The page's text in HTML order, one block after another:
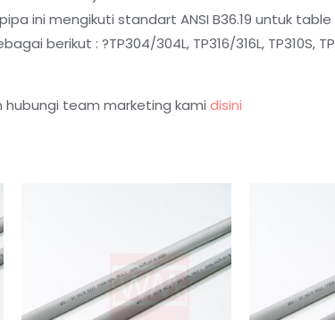
ini mengikuti standart ANSI B36.19 untuk
berikut : ?TP304/304L, TP316/316L, TP310S,
hubungi team marketing kamidisini